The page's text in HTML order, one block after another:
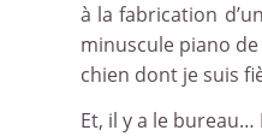
à la fabrication
minuscule piano
chien dont je suis
Et, il y a le